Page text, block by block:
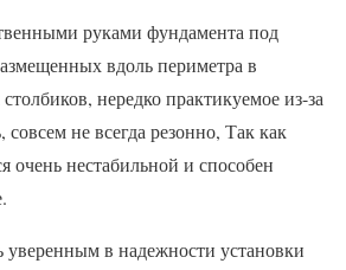
руками фундамента под
вдоль периметра в
нередко практикуемое из-за
не всегда резонно, Так как
очень нестабильной и способен
уверенным в надежности установки